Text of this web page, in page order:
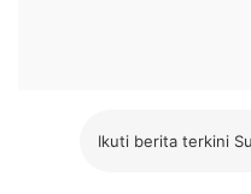
Ikuti berita terkini